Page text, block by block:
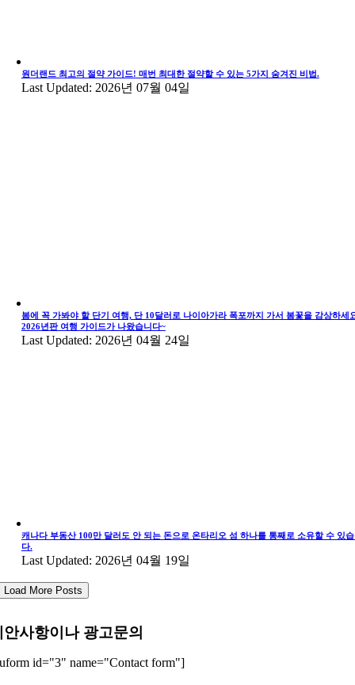
원더랜드 최고의 절약 가이드! 매번 최대한 절약할 수 있는 5가지 숨겨진 비법.
Last Updated: 2026년 07월 04일
봄에 꼭 가봐야 할 단기 여행, 단 10달러로 나이아가라 폭포까지 가서 봄꽃을 감상하세
2026년판 여행 가이드가 나왔습니다~
Last Updated: 2026년 04월 24일
캐나다 부동산 100만 달러도 안 되는 돈으로 온타리오 섬 하나를 통째로 소유할 수 있
다.
Last Updated: 2026년 04월 19일
Load More Posts
안사항이나 광고문의
id="3" name="Contact form"]